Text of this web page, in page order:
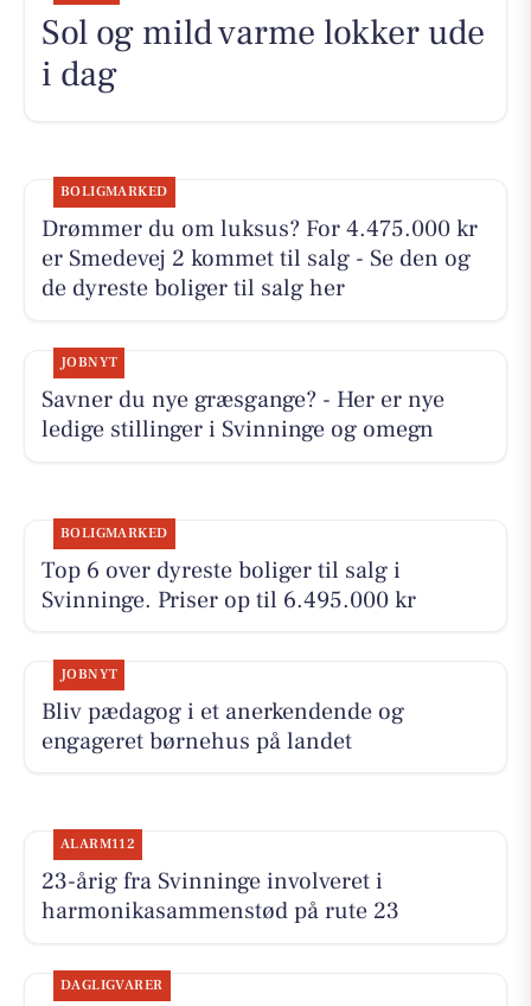
Sol og mild varme lokker ude
i dag
BOLIGMARKED
Drømmer du om luksus? For 4.475.000 kr
er Smedevej 2 kommet til salg - Se den og
de dyreste boliger til salg her
JOBNYT
Savner du nye græsgange? - Her er nye
ledige stillinger i Svinninge og omegn
BOLIGMARKED
Top 6 over dyreste boliger til salg i
Svinninge. Priser op til 6.495.000 kr
JOBNYT
Bliv pædagog i et anerkendende og
engageret børnehus på landet
ALARM112
23-årig fra Svinninge involveret i
harmonikasammenstød på rute 23
DAGLIGVARER